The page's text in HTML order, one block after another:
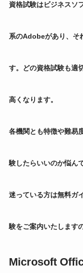
資格試験はビジネスソ
系のAdobeがあり、そ
す。どの資格試験も適
高くなります。
各機関とも特徴や難易
験したらいいのか悩ん
迷っている方は無料ガ
験をご案内いたします
Microsoft